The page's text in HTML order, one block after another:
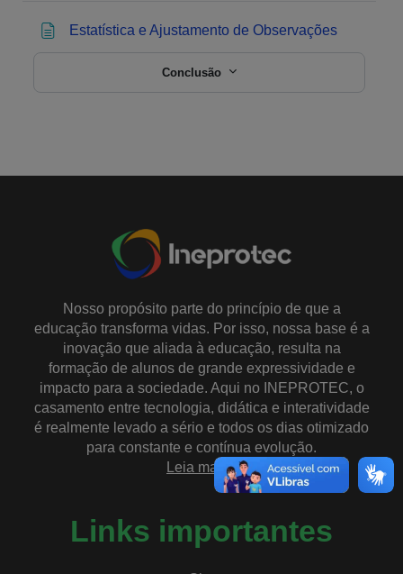
Estatística e Ajustamento de Observações
Conclusão
Nosso propósito parte do princípio de que a
educação transforma vidas. Por isso, nossa base é a
inovação que aliada à educação, resulta na
formação de alunos de grande expressividade e
impacto para a sociedade. Aqui no INEPROTEC, o
casamento entre tecnologia, didática e interatividade
é realmente levado a sério e todos os dias otimizado
para constante e contínua evolução.
Leia mais»
Links importantes